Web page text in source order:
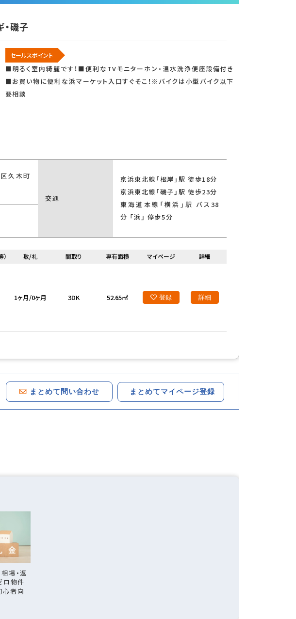
光ファイバー
駐車場あり
・磯子
セールスポイント
■明るく室内綺麗です！■便利なTVモニターホン・温水洗浄便座設備付き
■お買い物に便利な浜マーケット入口すぐそこ！※バイクは小型バイク以下
要相談
久木町
交通
京浜東北線「根岸」駅 徒歩18分
京浜東北線「磯子」駅 徒歩23分
東海道本線「横浜」駅 バス38
分 「浜」 停歩5分
敷/礼 間取り 専有面積 マイページ 詳細
1ヶ月/0ヶ月 3DK 52.65㎡ 登録 詳細
まとめて問い合わせ まとめてマイページ登録
場・返
ロ物件
心者向